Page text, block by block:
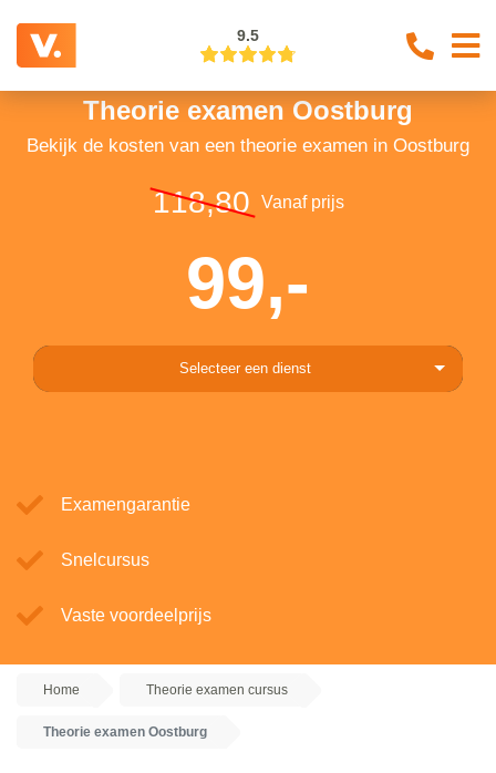
9.5
Theorie examen Oostburg
Bekijk de kosten van een theorie examen in Oostburg
118,80 Vanaf prijs
99,-
Selecteer een dienst
Examengarantie
Snelcursus
Vaste voordeelprijs
Home Theorie examen cursus
Theorie examen Oostburg